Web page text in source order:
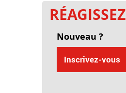
RÉAGISSEZ
Nouveau ?
Inscrivez-vous